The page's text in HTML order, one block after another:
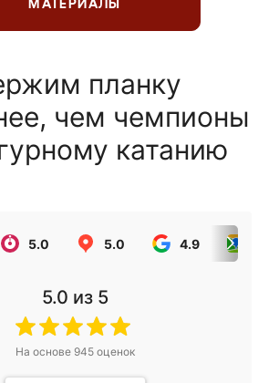
МАТЕРИАЛЫ
планку
чем чемпионы
катанию
5.0 5.0 4.9
5.0 из 5
На основе 945оценок